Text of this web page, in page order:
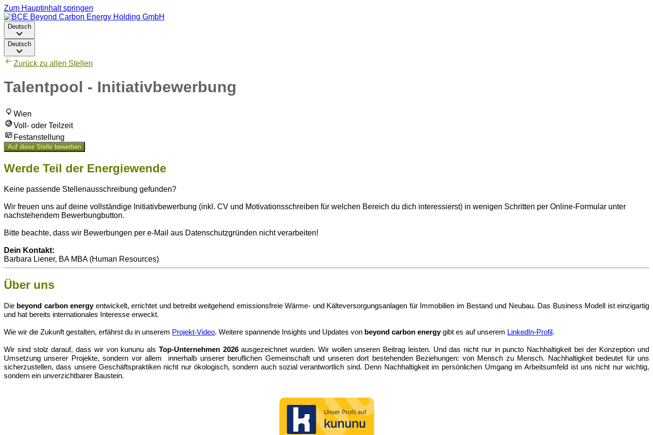
Zum Hauptinhalt springen
Deutsch
Deutsch
Zurück zu allen Stellen
Talentpool - Initiativbewerbung
Wien
Voll- oder Teilzeit
Festanstellung
Auf diese Stelle bewerben
Werde Teil der Energiewende
Keine passende Stellenausschreibung gefunden?
Wir freuen uns auf deine vollständige Initiativbewerbung (inkl. CV und Motivationsschreiben für welchen Bereich du dich interessierst) in wenigen Schritten per Online-Formular unter
nachstehendem Bewerbungbutton.
Bitte beachte, dass wir Bewerbungen per e-Mail aus Datenschutzgründen nicht verarbeiten!
Dein Kontakt:
Barbara Liener, BA MBA (Human Resources)
Über uns
Die beyond carbon energyentwickelt, errichtet und betreibt weitgehend emissionsfreie Wärme- und Kälteversorgungsanlagen für Immobilien im Bestand und Neubau. Das Business Modell ist einzigartig
und hat bereits internationales Interesse erweckt.
Wie wir die Zukunft gestalten, erfährst du in unserem Projekt-Video. Weitere spannende Insights und Updates von beyond carbon energygibt es auf unserem LinkedIn-Profil.
Wir sind stolz darauf, dass wir von kununu als Top-Unternehmen 2026ausgezeichnet wurden. Wir wollen unseren Beitrag leisten. Und das nicht nur in puncto Nachhaltigkeit bei der Konzeption und
Umsetzung unserer Projekte, sondern vor allem innerhalb unserer beruflichen Gemeinschaft und unseren dort bestehenden Beziehungen: von Mensch zu Mensch. Nachhaltigkeit bedeutet für uns
sicherzustellen, dass unsere Geschäftspraktiken nicht nur ökologisch, sondern auch sozial verantwortlich sind. Denn Nachhaltigkeit im persönlichen Umgang im Arbeitsumfeld ist uns nicht nur wichtig,
sondern ein unverzichtbarer Baustein.